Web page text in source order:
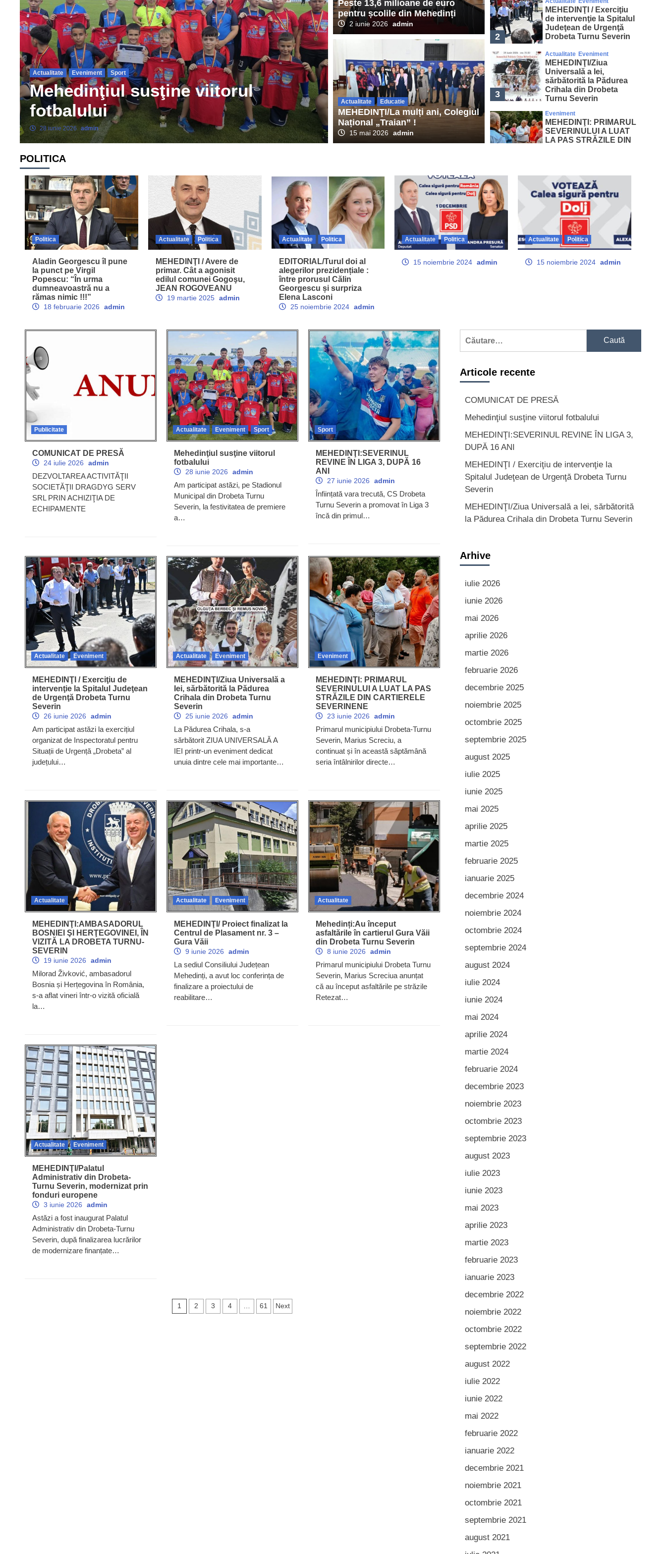
Actualitate Eveniment Sport
Mehedinţiul susţine viitorul
fotbalului
28 iunie 2026 admin
MEHEDINŢI / Exerciţiu de
intervenţie la Spitalul Judeţean de
Urgenţă Drobeta Turnu Severin
26 iunie 2026
Peste 13,6 milioane de euro
pentru școlile din Mehedinți
2 iunie 2026 admin
Actualitate Educatie
MEHEDINŢI/La mulți ani, Colegiul
Național „Traian” !
15 mai 2026 admin
2
MEHEDINŢI / Exerciţiu
de intervenţie la Spitalul
Judeţean de Urgenţă
Drobeta Turnu Severin
3
Actualitate Eveniment
MEHEDINŢI/Ziua
Universală a Iei,
sărbătorită la Pădurea
Crihala din Drobeta
Turnu Severin
Eveniment
MEHEDINŢI: PRIMARUL
SEVERINULUI A LUAT
LA PAS STRĂZILE DIN
5
Actualitate Eveniment
MEHEDINŢI/ Proiect
finalizat la Centrul de
Plasament nr. 3 – Gura
1
Actualitate Eveniment Sport
Mehedinţiul susţine
Eveniment
4
Eveniment
SEVERINULUI A LUAT
CARTIERELE
POLITICA
Politica
Aladin Georgescu îl pune
la punct pe Virgil
Popescu: “În urma
dumneavoastră nu a
rămas nimic !!!”
18 februarie 2026 admin
Actualitate Politica
MEHEDINŢI / Avere de
primar. Cât a agonisit
edilul comunei Gogoşu,
JEAN ROGOVEANU
19 martie 2025 admin
Actualitate Politica
EDITORIAL/Turul doi al
alegerilor prezidențiale :
între prorusul Călin
Georgescu și surpriza
Elena Lasconi
25 noiembrie 2024 admin
Actualitate Politica
15 noiembrie 2024 admin
Actualitate Politica
15 noiembrie 2024 admin
Publicitate
COMUNICAT DE PRESĂ
24 iulie 2026 admin
DEZVOLTAREA ACTIVITĂŢII
SOCIETĂŢII DRAGDYG SERV
SRL PRIN ACHIZIŢIA DE
ECHIPAMENTE
Actualitate Eveniment Sport
Mehedinţiul susţine viitorul
fotbalului
28 iunie 2026 admin
Am participat astăzi, pe Stadionul
Municipal din Drobeta Turnu
Severin, la festivitatea de premiere
a…
Sport
MEHEDINŢI:SEVERINUL
REVINE ÎN LIGA 3, DUPĂ 16
ANI
27 iunie 2026 admin
Înființată vara trecută, CS Drobeta
Turnu Severin a promovat în Liga 3
încă din primul…
Actualitate Eveniment
MEHEDINŢI / Exerciţiu de
intervenţie la Spitalul Judeţean
de Urgenţă Drobeta Turnu
Severin
26 iunie 2026 admin
Am participat astăzi la exercițiul
organizat de Inspectoratul pentru
Situații de Urgență „Drobeta” al
județului…
Actualitate Eveniment
MEHEDINŢI/Ziua Universală a
Iei, sărbătorită la Pădurea
Crihala din Drobeta Turnu
Severin
25 iunie 2026 admin
La Pădurea Crihala, s-a
sărbătorit ZIUA UNIVERSALĂ A
IEI printr-un eveniment dedicat
unuia dintre cele mai importante…
Eveniment
MEHEDINŢI: PRIMARUL
SEVERINULUI A LUAT LA PAS
STRĂZILE DIN CARTIERELE
SEVERINENE
23 iunie 2026 admin
Primarul municipiului Drobeta-Turnu
Severin, Marius Screciu, a
continuat și în această săptămână
seria întâlnirilor directe…
Actualitate
MEHEDINŢI:AMBASADORUL
BOSNIEI ŞI HERŢEGOVINEI, ÎN
VIZITĂ LA DROBETA TURNU-
SEVERIN
19 iunie 2026 admin
Milorad Živković, ambasadorul
Bosnia și Herțegovina în România,
s-a aflat vineri într-o vizită oficială
la…
Actualitate Eveniment
MEHEDINŢI/ Proiect finalizat la
Centrul de Plasament nr. 3 –
Gura Văii
9 iunie 2026 admin
La sediul Consiliului Județean
Mehedinți, a avut loc conferința de
finalizare a proiectului de
reabilitare…
Actualitate
Mehedinți:Au început
asfaltările în cartierul Gura Văii
din Drobeta Turnu Severin
8 iunie 2026 admin
Primarul municipiului Drobeta Turnu
Severin, Marius Screciua anunțat
că au început asfaltările pe străzile
Retezat…
Actualitate Eveniment
MEHEDINŢI/Palatul
Administrativ din Drobeta-
Turnu Severin, modernizat prin
fonduri europene
3 iunie 2026 admin
Astăzi a fost inaugurat Palatul
Administrativ din Drobeta-Turnu
Severin, după finalizarea lucrărilor
de modernizare finanțate…
Navigare
1 2 3 4 61 Next
Articole recente
COMUNICAT DE PRESĂ
Mehedinţiul susţine viitorul fotbalului
MEHEDINŢI:SEVERINUL REVINE ÎN LIGA 3,
DUPĂ 16 ANI
MEHEDINŢI / Exerciţiu de intervenţie la
Spitalul Judeţean de Urgenţă Drobeta Turnu
Severin
MEHEDINŢI/Ziua Universală a Iei, sărbătorită
la Pădurea Crihala din Drobeta Turnu Severin
Arhive
iulie 2026
iunie 2026
mai 2026
aprilie 2026
martie 2026
februarie 2026
decembrie 2025
noiembrie 2025
octombrie 2025
septembrie 2025
august 2025
iulie 2025
iunie 2025
mai 2025
aprilie 2025
martie 2025
februarie 2025
ianuarie 2025
decembrie 2024
noiembrie 2024
octombrie 2024
septembrie 2024
august 2024
iulie 2024
iunie 2024
mai 2024
aprilie 2024
martie 2024
februarie 2024
decembrie 2023
noiembrie 2023
octombrie 2023
septembrie 2023
august 2023
iulie 2023
iunie 2023
mai 2023
aprilie 2023
martie 2023
februarie 2023
ianuarie 2023
decembrie 2022
noiembrie 2022
octombrie 2022
septembrie 2022
august 2022
iulie 2022
iunie 2022
mai 2022
februarie 2022
ianuarie 2022
decembrie 2021
noiembrie 2021
octombrie 2021
septembrie 2021
august 2021